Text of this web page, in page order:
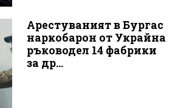
Арестуваният в Бургас
наркобарон от Украйна
ръководел 14 фабрики
за др...